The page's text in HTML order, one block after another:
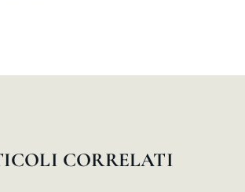
CORRELATI